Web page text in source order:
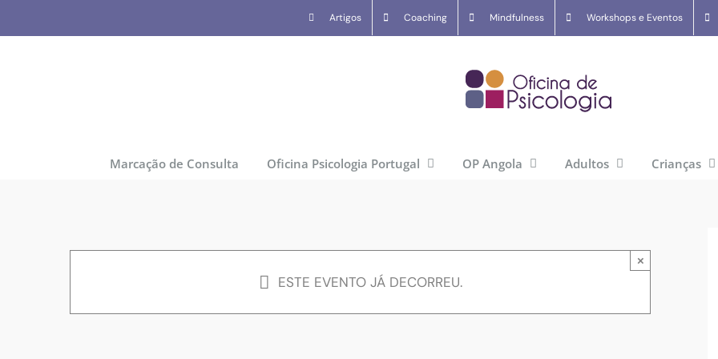
to
Artigos Coaching Mindfulness Workshops e Eventos
Marcação de Consulta Oficina Psicologia Portugal OP Angola Adultos Crianças
ESTE EVENTO JÁ DECORREU.
×